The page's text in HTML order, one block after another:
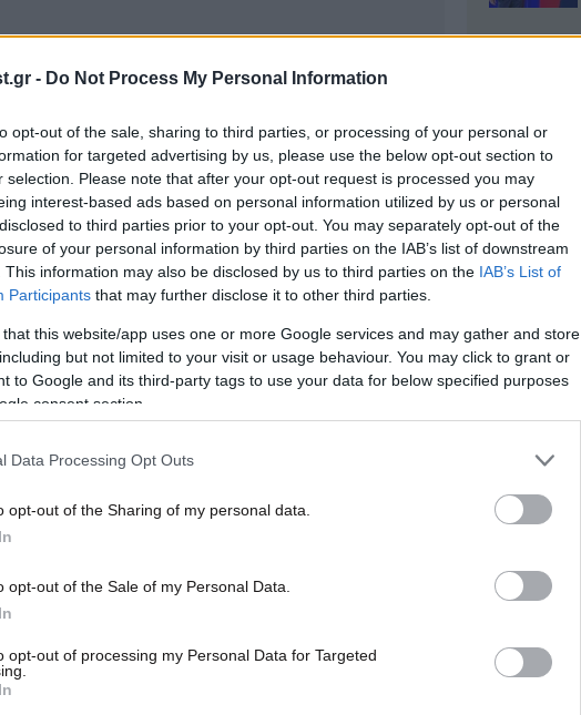
- Do Not Process My Personal Information
opt-out of the sale, sharing to third parties, or processing of your personal or
for targeted advertising by us, please use the below opt-out section to
selection. Please note that after your opt-out request is processed you may
interest-based ads based on personal information utilized by us or personal
to third parties prior to your opt-out. You may separately opt-out of the
of your personal information by third parties on the IAB’s list of downstream
This information may also be disclosed by us to third parties on the IAB’s List of
Participants that may further disclose it to other third parties.
that this website/app uses one or more Google services and may gather and store
but not limited to your visit or usage behaviour. You may click to grant or
to Google and its third-party tags to use your data for below specified purposes
consent section.
Data Processing Opt Outs
opt-out of the Sharing of my personal data.
opt-out of the Sale of my Personal Data.
opt-out of processing my Personal Data for Targeted
τους και παιδιών, δεν είναι φυσικό
καταλήστευσης των πόρων σειράς χωρών και